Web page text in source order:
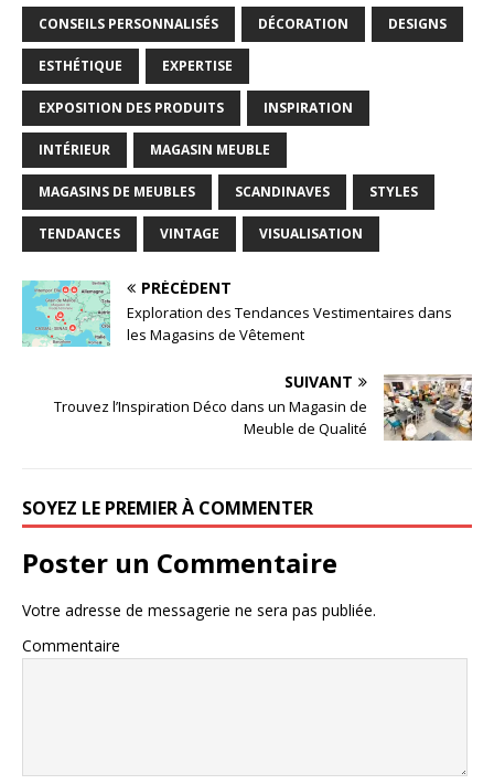
CONSEILS PERSONNALISÉS DÉCORATION DESIGNS
ESTHÉTIQUE EXPERTISE
EXPOSITION DES PRODUITS INSPIRATION
INTÉRIEUR MAGASIN MEUBLE
MAGASINS DE MEUBLES SCANDINAVES STYLES
TENDANCES VINTAGE VISUALISATION
PRÉCÉDENT
Exploration des Tendances Vestimentaires dans
les Magasins de Vêtement
SUIVANT
Trouvez l’Inspiration Déco dans un Magasin de
Meuble de Qualité
SOYEZ LE PREMIER À COMMENTER
Poster un Commentaire
Votre adresse de messagerie ne sera pas publiée.
Commentaire